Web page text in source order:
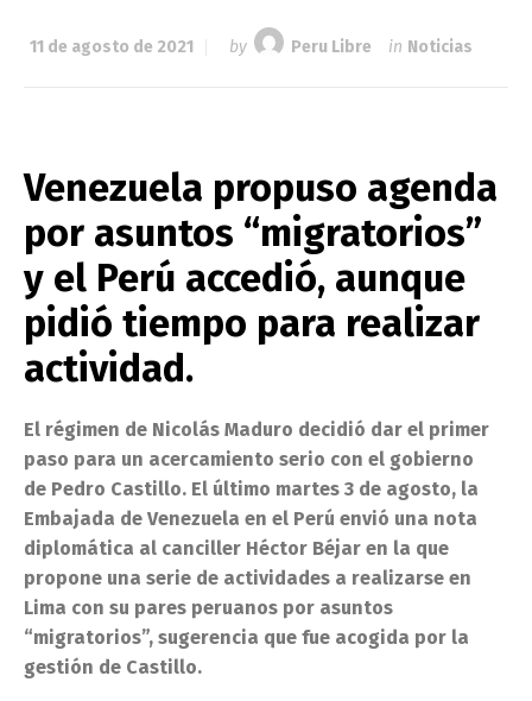
11 de agosto de 2021 by Peru Libre in Noticias
Venezuela propuso agenda
por asuntos “migratorios”
y el Perú accedió, aunque
pidió tiempo para realizar
actividad.
El régimen de Nicolás Maduro decidió dar el primer
paso para un acercamiento serio con el gobierno
de Pedro Castillo. El último martes 3 de agosto, la
Embajada de Venezuela en el Perú envió una nota
diplomática al canciller Héctor Béjar en la que
propone una serie de actividades a realizarse en
Lima con su pares peruanos por asuntos
“migratorios”, sugerencia que fue acogida por la
gestión de Castillo.